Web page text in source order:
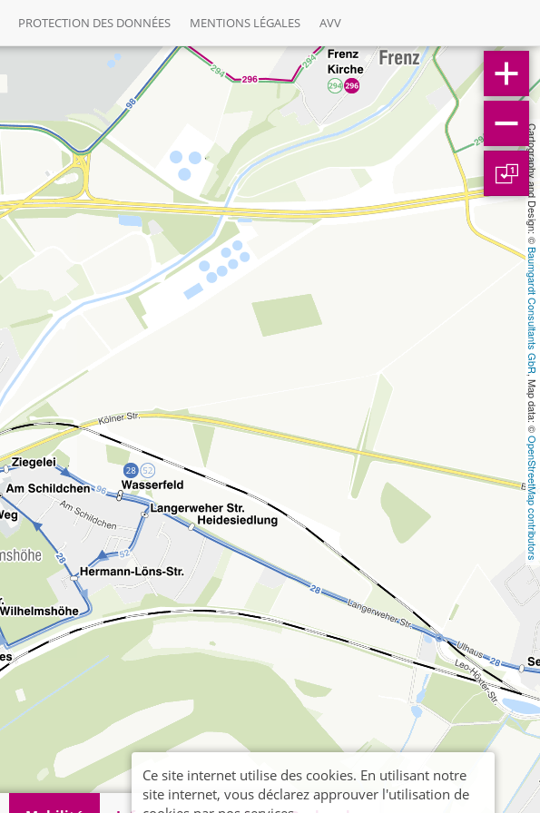
PROTECTION DES DONNÉES MENTIONS LÉGALES AVV
Cartography and Design: ©
Baumgardt Consultants GbR
, Map data: ©
OpenStreetMap contributors
1
Ce site internet utilise des cookies. En utilisant notre
site internet, vous déclarez approuver l'utilisation de